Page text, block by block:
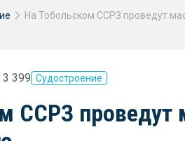
3 399 Судостроение
ССРЗ проведут